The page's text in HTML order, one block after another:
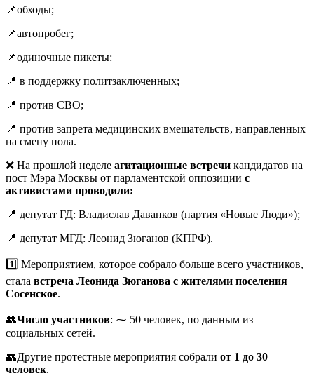
📌обходы;
📌автопробег;
📌одиночные пикеты:
📍 в поддержку политзаключенных;
📍 против СВО;
📍 против запрета медицинских вмешательств, направленных
на смену пола.
❌ На прошлой неделе агитационные встречи кандидатов на
пост Мэра Москвы от парламентской оппозиции с
активистами проводили:
📍 депутат ГД: Владислав Даванков (партия «Новые Люди»);
📍 депутат МГД: Леонид Зюганов (КПРФ).
1️⃣ Мероприятием, которое собрало больше всего участников,
стала встреча Леонида Зюганова с жителями поселения
Сосенское.
👥Число участников: ⁓ 50 человек, по данным из
социальных сетей.
👥Другие протестные мероприятия собрали от 1 до 30
человек.